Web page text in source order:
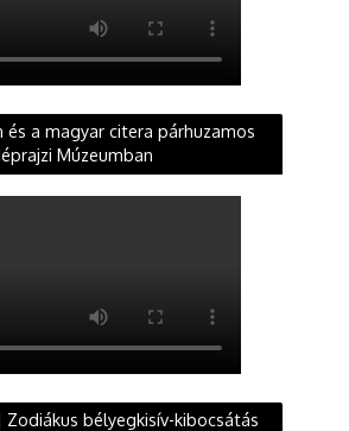
és a magyar citera párhuzamos
Múzeumban
Zodiákus bélyegkisív-kibocsátás